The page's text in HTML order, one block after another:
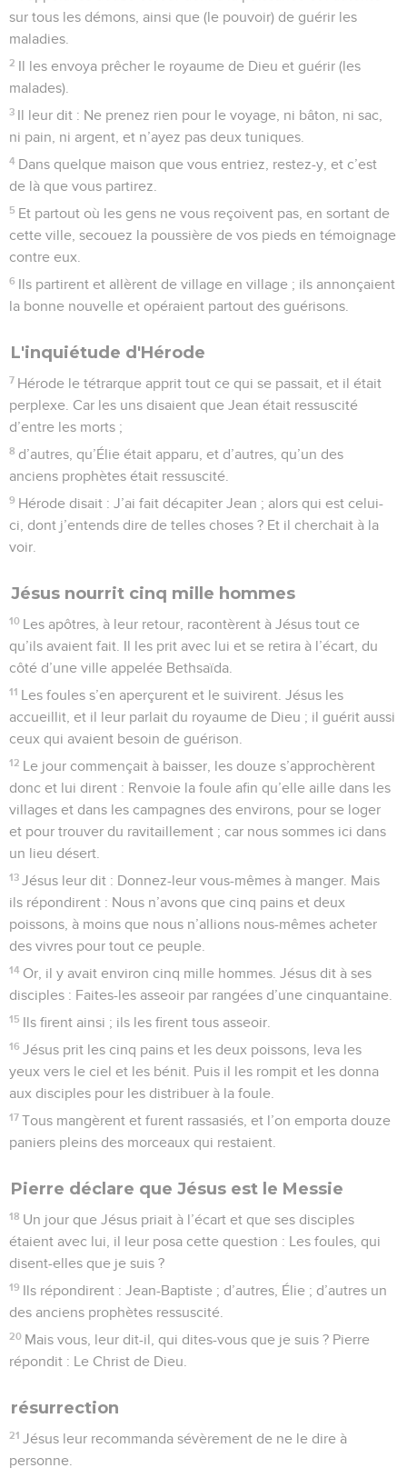
sur tous les démons, ainsi que (le pouvoir) de guérir les
maladies.
2 Il les envoya prêcher le royaume de Dieu et guérir (les
malades).
3 Il leur dit : Ne prenez rien pour le voyage, ni bâton, ni sac,
ni pain, ni argent, et n’ayez pas deux tuniques.
4 Dans quelque maison que vous entriez, restez-y, et c’est
de là que vous partirez.
5 Et partout où les gens ne vous reçoivent pas, en sortant de
cette ville, secouez la poussière de vos pieds en témoignage
contre eux.
6 Ils partirent et allèrent de village en village ; ils annonçaient
la bonne nouvelle et opéraient partout des guérisons.
L'inquiétude d'Hérode
7 Hérode le tétrarque apprit tout ce qui se passait, et il était
perplexe. Car les uns disaient que Jean était ressuscité
d’entre les morts ;
8 d’autres, qu’Élie était apparu, et d’autres, qu’un des
anciens prophètes était ressuscité.
9 Hérode disait : J’ai fait décapiter Jean ; alors qui est celui-
ci, dont j’entends dire de telles choses ? Et il cherchait à la
voir.
Jésus nourrit cinq mille hommes
10 Les apôtres, à leur retour, racontèrent à Jésus tout ce
qu’ils avaient fait. Il les prit avec lui et se retira à l’écart, du
côté d’une ville appelée Bethsaïda.
11 Les foules s’en aperçurent et le suivirent. Jésus les
accueillit, et il leur parlait du royaume de Dieu ; il guérit aussi
ceux qui avaient besoin de guérison.
12 Le jour commençait à baisser, les douze s’approchèrent
donc et lui dirent : Renvoie la foule afin qu’elle aille dans les
villages et dans les campagnes des environs, pour se loger
et pour trouver du ravitaillement ; car nous sommes ici dans
un lieu désert.
13 Jésus leur dit : Donnez-leur vous-mêmes à manger. Mais
ils répondirent : Nous n’avons que cinq pains et deux
poissons, à moins que nous n’allions nous-mêmes acheter
des vivres pour tout ce peuple.
14 Or, il y avait environ cinq mille hommes. Jésus dit à ses
disciples : Faites-les asseoir par rangées d’une cinquantaine.
15 Ils firent ainsi ; ils les firent tous asseoir.
16 Jésus prit les cinq pains et les deux poissons, leva les
yeux vers le ciel et les bénit. Puis il les rompit et les donna
aux disciples pour les distribuer à la foule.
17 Tous mangèrent et furent rassasiés, et l’on emporta douze
paniers pleins des morceaux qui restaient.
Pierre déclare que Jésus est le Messie
18 Un jour que Jésus priait à l’écart et que ses disciples
étaient avec lui, il leur posa cette question : Les foules, qui
disent-elles que je suis ?
19 Ils répondirent : Jean-Baptiste ; d’autres, Élie ; d’autres un
des anciens prophètes ressuscité.
20 Mais vous, leur dit-il, qui dites-vous que je suis ? Pierre
répondit : Le Christ de Dieu.
résurrection
21 Jésus leur recommanda sévèrement de ne le dire à
personne.